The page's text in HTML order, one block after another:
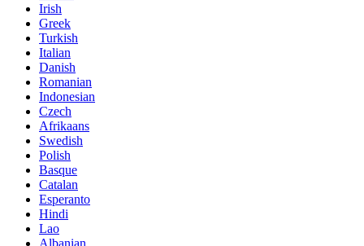
Irish
Greek
Turkish
Italian
Danish
Romanian
Indonesian
Czech
Afrikaans
Swedish
Polish
Basque
Catalan
Esperanto
Hindi
Lao
Albanian